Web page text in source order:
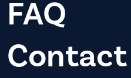
FAQ
Contact